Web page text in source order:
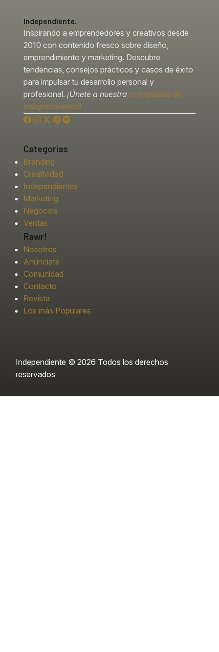
Independiente.
Inspirando a emprendedores y creativos desde
2010 con contenido fresco sobre diseño,
emprendimiento y marketing. Descubre
tendencias, consejos prácticos y casos de éxito
para impulsar tu desarrollo personal y
profesional. ¡Únete a nuestra comunidad de
independientes!
Categorías
Branding
Creatividad
Independientes
Marketing
Negocios
Ventas
Rawr!
Nosotros
Anúnciate
Comunidad
Contacto
Revista
Los más Populares
Independiente © 2026 Todos los derechos
reservados